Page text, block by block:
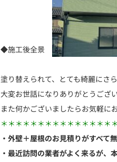
◆施工後全景
塗り替えられて、とても綺麗にさ
大変お世話になりありがとうござ
また何かございましたらお気軽に
＊＊＊＊＊＊＊＊＊＊＊＊＊＊＊
・外壁＋屋根のお見積りがすべて
・最近訪問の業者がよく来るが、